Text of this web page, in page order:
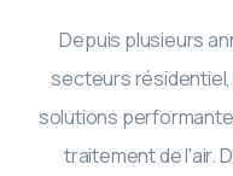
Depuis plusieurs
secteurs
solutions
traitement de l'air.